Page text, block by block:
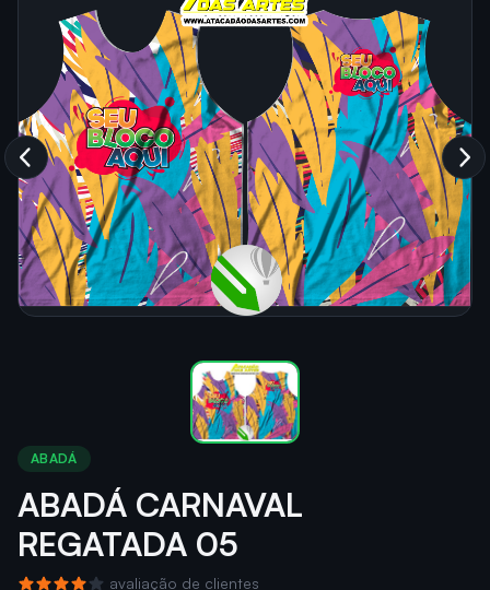
ABADÁ
ABADÁ CARNAVAL
REGATADA 05
avaliação de clientes